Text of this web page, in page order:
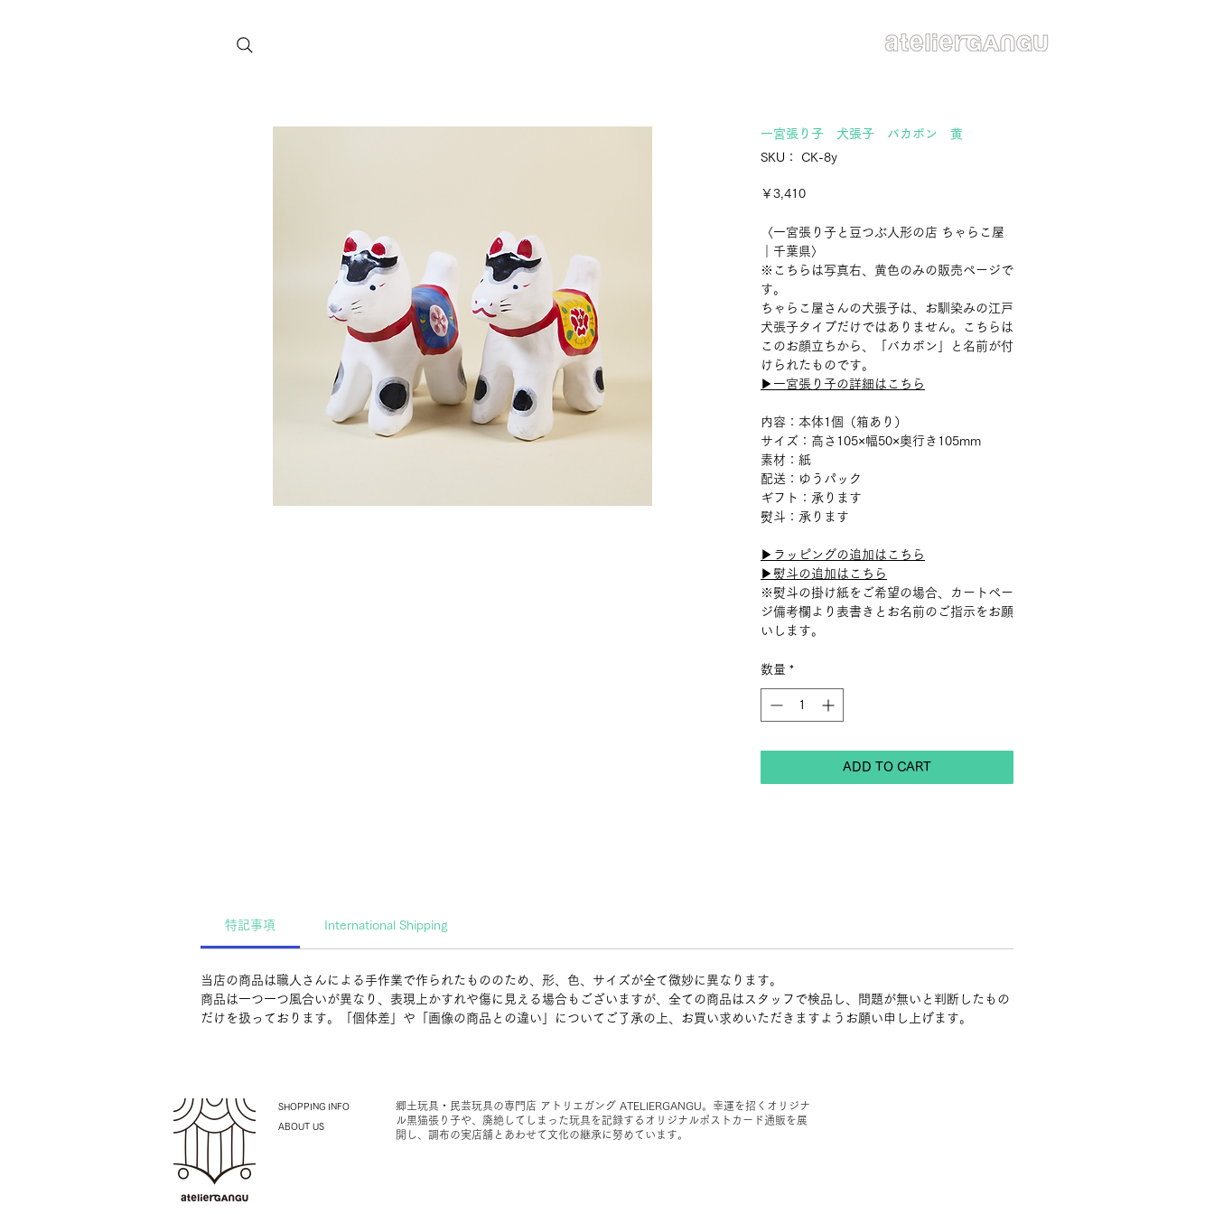
一宮張り子 犬張子 バカボン 黄
SKU： CK-8y
￥3,410価
〈一宮張り子と豆つぶ人形の店 ちゃらこ屋
｜千葉県〉
※こちらは写真右、黄色のみの販売ページで
す。
ちゃらこ屋さんの犬張子は、お馴染みの江戸
犬張子タイプだけではありません。こちらは
このお顔立ちから、「バカボン」と名前が付
けられたものです。
▶︎一宮張り子の詳細はこちら
内容：本体1個（箱あり）
サイズ：高さ105×幅50×奥行き105mm
素材：紙
配送：ゆうパック
ギフト：承ります
熨斗：承ります
▶︎ラッピングの追加はこちら
▶︎熨斗の追加はこちら
※熨斗の掛け紙をご希望の場合、カートペー
ジ備考欄より表書きとお名前のご指示をお願
いします。
数量 *
ADD TO CART
特記事項 International Shipping
当店の商品は職人さんによる手作業で作られたもののため、形、色、サイズが全て微妙に異なります。
商品は一つ一つ風合いが異なり、表現上かすれや傷に見える場合もございますが、全ての商品はスタッフで検品し、問題が無いと判断したもの
だけを扱っております。「個体差」や「画像の商品との違い」についてご了承の上、お買い求めいただきますようお願い申し上げます。
SHOPPING INFO
ABOUT US
郷土玩具・民芸玩具の専門店 アトリエガング ATELIERGANGU。幸運を招くオリジナ
ル黒猫張り子や、廃絶してしまった玩具を記録するオリジナルポストカード通販を展
開し、調布の実店舗とあわせて文化の継承に努めています。